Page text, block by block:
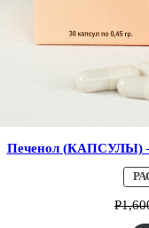
Печенол (КАПСУЛЫ) –
Р